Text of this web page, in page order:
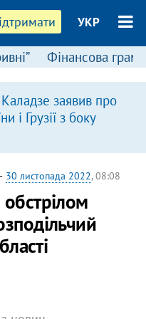
УКР
Фінансова
заявив про
і Грузії з боку
30 листопада 2022, 08:08